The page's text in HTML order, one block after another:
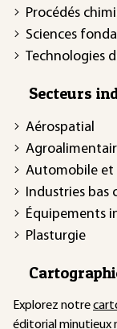
Procédés
Sciences
Technologies
Secteurs
Aérospatial
Automobile et
Industries bas
Équipements
Plasturgie
Explorez notre
éditorial minutieux